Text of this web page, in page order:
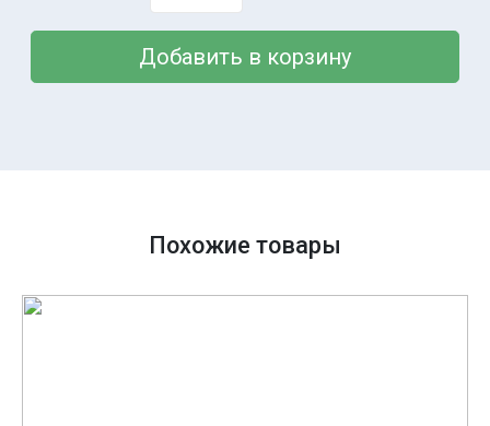
Добавить в корзину
Похожие товары